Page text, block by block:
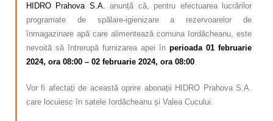
HIDRO Prahova S.A.
anunță că, pentru efectuarea lucrărilor
programate de spălare-igienizare a rezervoarelor de
înmagazinare apă care alimentează comuna Iordăcheanu, este
nevoită să întrerupă furnizarea apei în perioada 01 februarie
2024, ora 08:00 – 02 februarie 2024, ora 08:00
Vor fi afectați de această oprire abonații HIDRO Prahova S.A.
care locuiesc în satele Iordăcheanu și Valea Cucului.